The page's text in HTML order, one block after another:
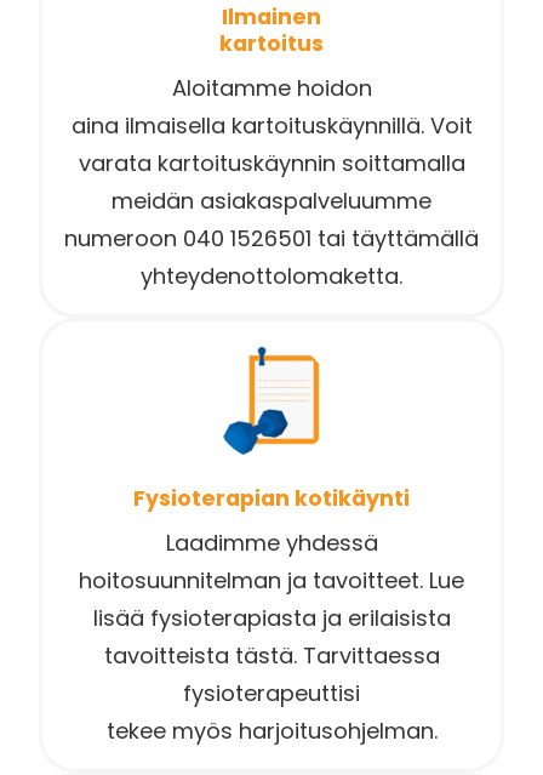
Ilmainen
kartoitus
Aloitamme hoidon
aina ilmaisella kartoituskäynnillä. Voit
varata kartoituskäynnin soittamalla
meidän asiakaspalveluumme
numeroon 040 1526501 tai täyttämällä
yhteydenottolomaketta.
Fysioterapian kotikäynti
Laadimme yhdessä
hoitosuunnitelman ja tavoitteet. Lue
lisää fysioterapiasta ja erilaisista
tavoitteista tästä. Tarvittaessa
fysioterapeuttisi
tekee myös harjoitusohjelman.